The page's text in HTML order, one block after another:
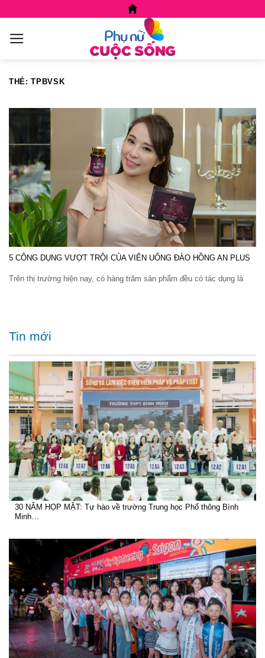
content
THẺ:TPBVSK
5 CÔNG DỤNG VƯỢT TRỘI CỦA VIÊN UỐNG ĐÀO HỒNG AN PLUS
Trên thị trường hiện nay, có hàng trăm sản phẩm đều có tác dụng là
Tin mới
30 NĂM HỌP MẶT: Tự hào về trường Trung học Phổ thông Bình
Minh…